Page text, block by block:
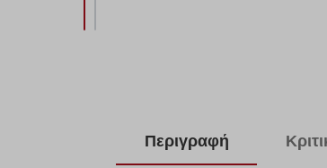
Περιγραφή